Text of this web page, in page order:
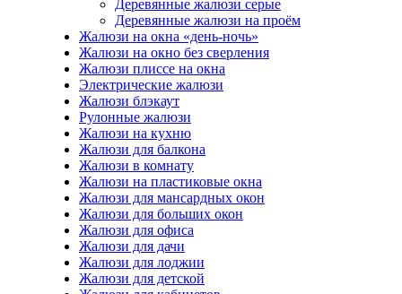
Деревянные жалюзи серые
Деревянные жалюзи на проём
Жалюзи на окна «день-ночь»
Жалюзи на окно без сверления
Жалюзи плиссе на окна
Электрические жалюзи
Жалюзи блэкаут
Рулонные жалюзи
Жалюзи на кухню
Жалюзи для балкона
Жалюзи в комнату
Жалюзи на пластиковые окна
Жалюзи для мансардных окон
Жалюзи для больших окон
Жалюзи для офиса
Жалюзи для дачи
Жалюзи для лоджии
Жалюзи для детской